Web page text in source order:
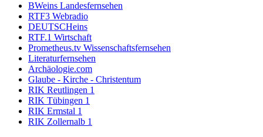
BWeins Landesfernsehen
RTF3 Webradio
DEUTSCHeins
RTF.1 Wirtschaft
Prometheus.tv Wissenschaftsfernsehen
Literaturfernsehen
Archäologie.com
Glaube - Kirche - Christentum
RIK Reutlingen 1
RIK Tübingen 1
RIK Ermstal 1
RIK Zollernalb 1